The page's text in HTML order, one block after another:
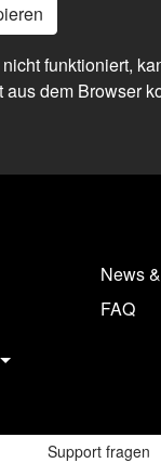
funktioniert,
dem Browser
News
FAQ
Support fragen